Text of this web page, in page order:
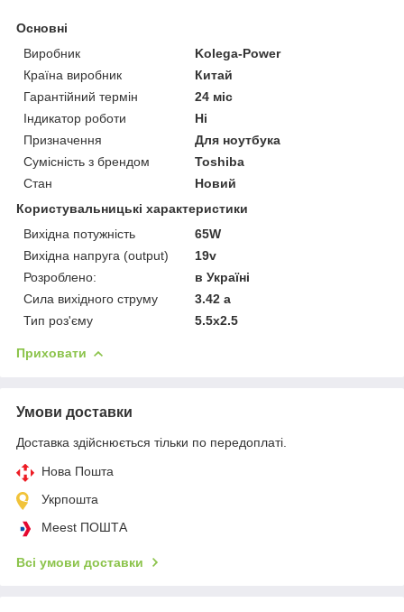
Основні
Виробник
Kolega-Power
Країна виробник
Китай
Гарантійний термін
24 міс
Індикатор роботи
Ні
Призначення
Для ноутбука
Сумісність з брендом
Toshiba
Стан
Новий
Користувальницькі характеристики
Вихідна потужність
65W
Вихідна напруга (output)
19v
Розроблено:
в Україні
Сила вихідного струму
3.42 a
Тип роз'єму
5.5x2.5
Приховати
Умови доставки
Доставка здійснюється тільки по передоплаті.
Нова Пошта
Укрпошта
Meest ПОШТА
Всі умови доставки